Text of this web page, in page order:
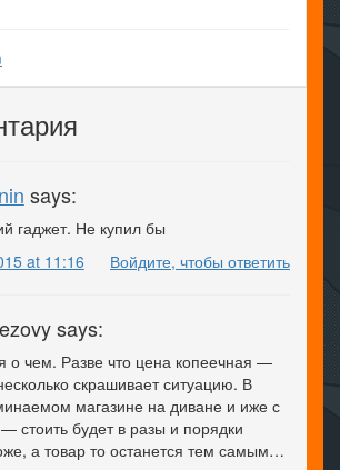
says:
гаджет. Не купил бы
at 11:16
Войдите, чтобы ответить
says:
о чем. Разве что цена копеечная —
скрашивает ситуацию. В
магазине на диване и иже с
стоить будет в разы и порядки
а товар то останется тем самым…